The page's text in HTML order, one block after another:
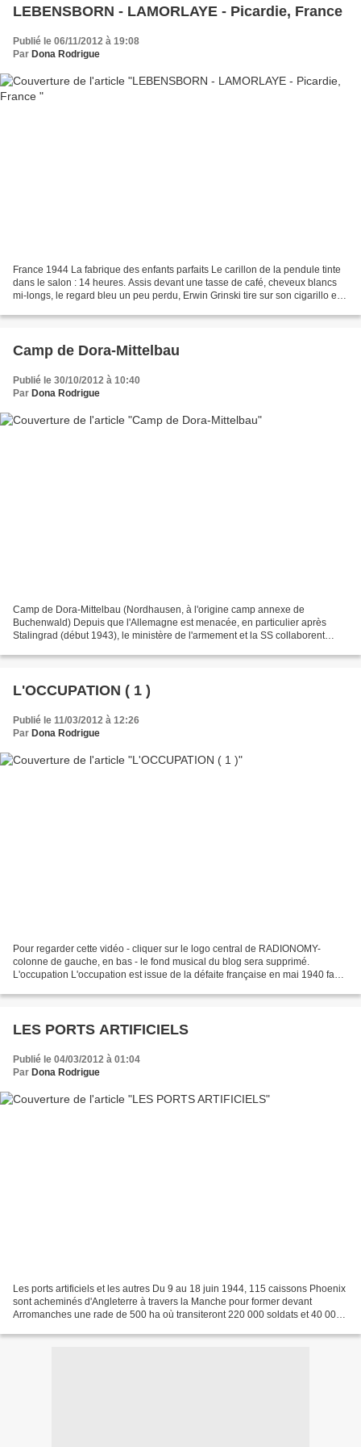
LEBENSBORN - LAMORLAYE - Picardie, France
Publié le 06/11/2012 à 19:08
Par Dona Rodrigue
France 1944 La fabrique des enfants parfaits Le carillon de la pendule tinte
dans le salon : 14 heures. Assis devant une tasse de café, cheveux blancs
mi-longs, le regard bleu un peu perdu, Erwin Grinski tire sur son cigarillo et
Camp de Dora-Mittelbau
Publié le 30/10/2012 à 10:40
Par Dona Rodrigue
Camp de Dora-Mittelbau (Nordhausen, à l'origine camp annexe de
Buchenwald) Depuis que l'Allemagne est menacée, en particulier après
Stalingrad (début 1943), le ministère de l'armement et la SS collaborent
L'OCCUPATION ( 1 )
Publié le 11/03/2012 à 12:26
Par Dona Rodrigue
Pour regarder cette vidéo - cliquer sur le logo central de RADIONOMY-
colonne de gauche, en bas - le fond musical du blog sera supprimé.
L'occupation L'occupation est issue de la défaite française en mai 1940 face
LES PORTS ARTIFICIELS
Publié le 04/03/2012 à 01:04
Par Dona Rodrigue
Les ports artificiels et les autres Du 9 au 18 juin 1944, 115 caissons Phoenix
sont acheminés d'Angleterre à travers la Manche pour former devant
Arromanches une rade de 500 ha où transiteront 220 000 soldats et 40 000